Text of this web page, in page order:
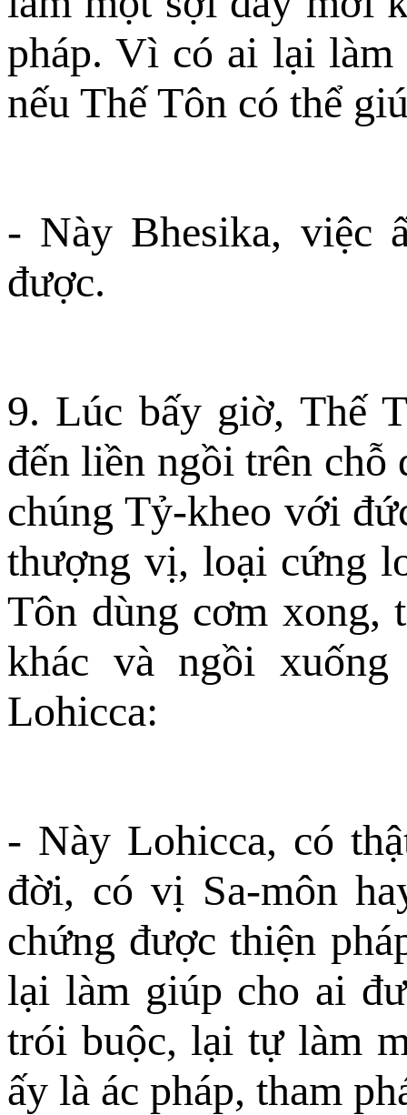
pháp. Vì có ai lại làm
nếu Thế Tôn có thể
- Này Bhesika, việc
được.
9. Lúc bấy giờ, Thế
đến liền ngồi trên chỗ
chúng Tỷ-kheo với
thượng vị, loại cứng
Tôn dùng cơm xong,
khác và ngồi
Lohicca:
- Này Lohicca, có
đời, có vị Sa-môn
chứng được thiện
lại làm giúp cho ai
trói buộc, lại tự làm
ấy là ác pháp, tham